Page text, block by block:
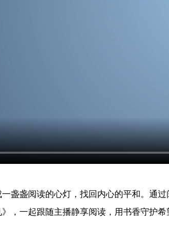
盏阅读的心灯，找回内心的平和。通过
，一起跟随主播静享阅读，用书香守护